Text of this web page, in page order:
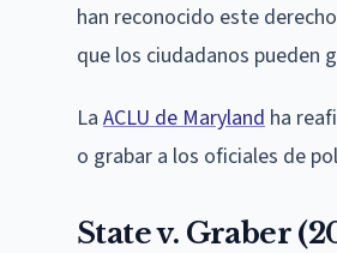
han reconocido este
que los ciudadanos pueden
La ACLU de Maryland ha
o grabar a los oficiales de
State v. Graber